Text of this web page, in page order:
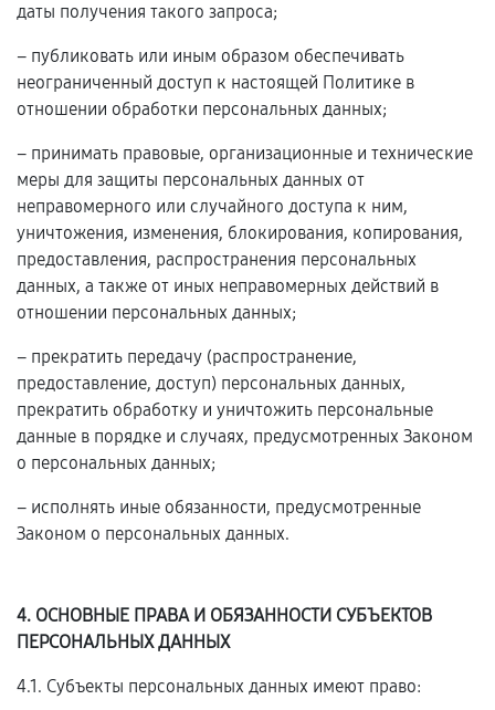
даты получения такого запроса;
– публиковать или иным образом обеспечивать
неограниченный доступ к настоящей Политике в
отношении обработки персональных данных;
– принимать правовые, организационные и технические
меры для защиты персональных данных от
неправомерного или случайного доступа к ним,
уничтожения, изменения, блокирования, копирования,
предоставления, распространения персональных
данных, а также от иных неправомерных действий в
отношении персональных данных;
– прекратить передачу (распространение,
предоставление, доступ) персональных данных,
прекратить обработку и уничтожить персональные
данные в порядке и случаях, предусмотренных Законом
о персональных данных;
– исполнять иные обязанности, предусмотренные
Законом о персональных данных.
4. ОСНОВНЫЕ ПРАВА И ОБЯЗАННОСТИ СУБЪЕКТОВ
ПЕРСОНАЛЬНЫХ ДАННЫХ
4.1. Субъекты персональных данных имеют право: